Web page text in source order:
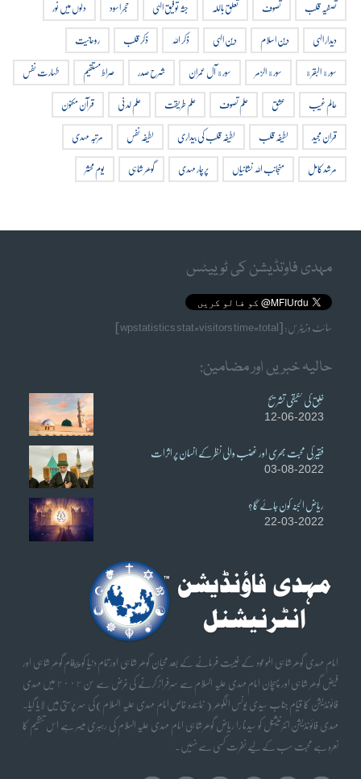
تصفیہ قلب
تصوف تعلق باللہ جثہ توفیق الہی حجر اسود
دلوں میں نور
دیدار الہی
دین اسلام دین الہی ذکر اللہ ذکر قلب
روحانیت
سورة البقرة
سورة الزمر سورة آل عمران شرح صدر صراط مستقیم
طہارت نفس
عالم غیب
عشق علم تصوف علم طریقت علم لدنی
قرآن مکنون
قران مجید
لطیفہ قلب لطیفہ قلب کی بیداری لطیفہ نفس
مرتبہ مہدی
مرشد کامل
منجانب اللہ نشانیاں پرچار مہدی گوھر شاہی یوم محشر
مہدی فاوٗنڈیشن کی ٹوییٹس
سائٹ وزیٹرس: [wpstatistics stat=visitors time=total]
حالیہ خبریں اور مضامین:
خُلق کی حقیقی تشریح
12-06-2023
فقیر کی محبت بھری اور غضب والی نظر کے انسان پر اثرات
03-08-2022
ریاض الجنہ کون جائے گا؟
22-03-2022
امام مہدی گوھر شاہی الموعود کے غیبت فرمانے کے بعد محبان گوھر شاہی اورتمام دنیا کو پیغام گوھر شاہی اور
فیض گوھر شاہی اور پہچان امام مہدی علیہ السلام سے سرفراز کرنے کی غرض سے سن ٢٠٠٢ میں مہدی
فائونڈیشن کا قیام جناب سیدی یونس الگوھر ( نمائندہ خاص امام مہدی علیہ السلام) کی سر پرستی میں لایا گیا۔
مہدی فائونڈیشن انٹرنیشنل کو سیدنا را ریاض گوھر شاہی امام مہدی علیہ السلام کی رہبری میسر ہے اس تنظیم کا
نعرہ ہے محبت سب کے لیے نفرت کسی سے نہیں۔